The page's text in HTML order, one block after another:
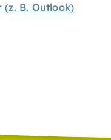
(z. B. Outlook)